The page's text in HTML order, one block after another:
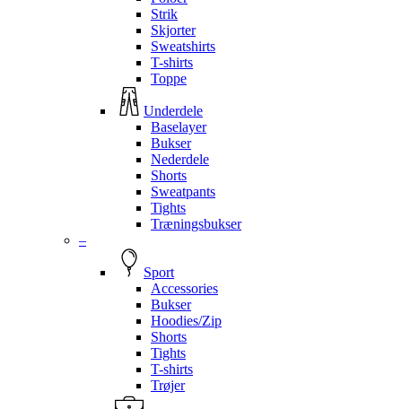
Strik
Skjorter
Sweatshirts
T-shirts
Toppe
Underdele
Baselayer
Bukser
Nederdele
Shorts
Sweatpants
Tights
Træningsbukser
–
Sport
Accessories
Bukser
Hoodies/Zip
Shorts
Tights
T-shirts
Trøjer